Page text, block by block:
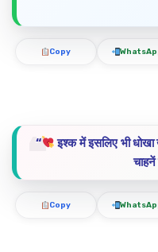
Copy
“
इश्क में इसलिए भी
Copy